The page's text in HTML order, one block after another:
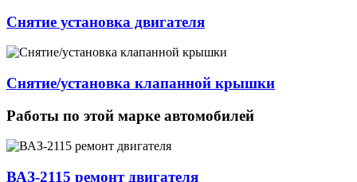
Снятие установка двигателя
Cнятие/установка клапанной крышки
Работы по этой марке автомобилей
ВАЗ-2115 ремонт двигателя